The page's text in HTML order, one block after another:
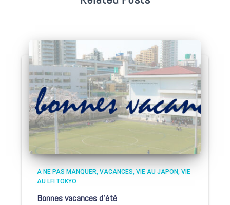
A NE PAS MANQUER VACANCES VIE AU JAPON VIE
AU LFI TOKYO
Bonnes vacances d’été